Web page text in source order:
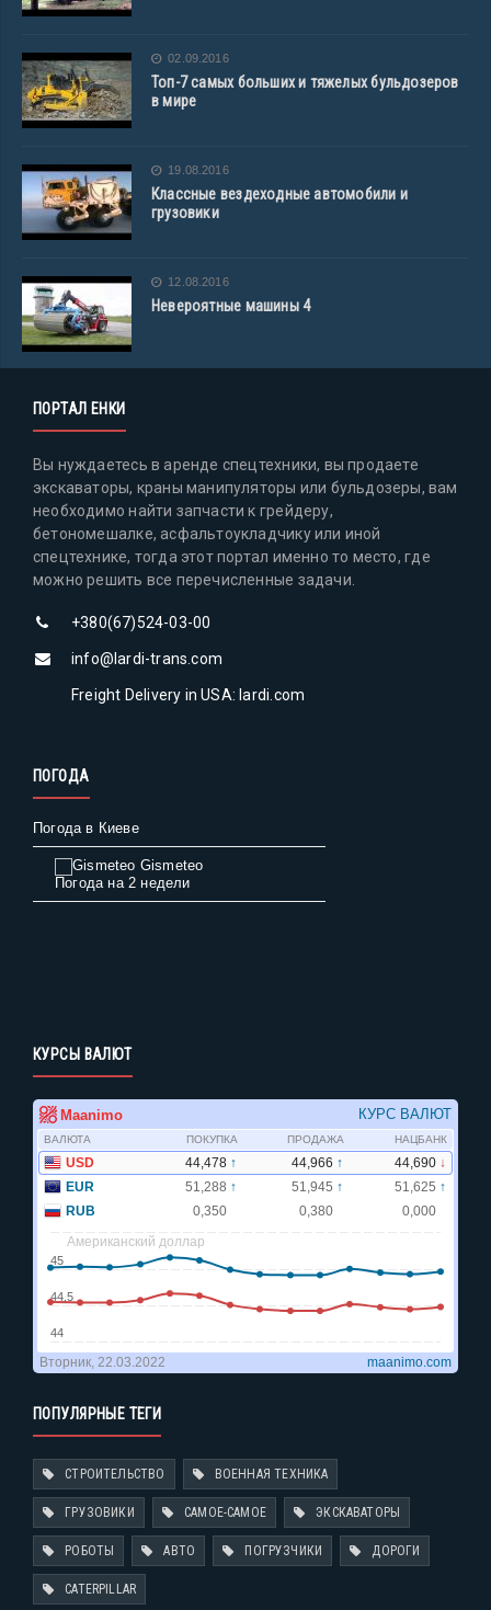
02.09.2016
Топ-7 самых больших и тяжелых бульдозеров
в мире
19.08.2016
Классные вездеходные автомобили и
грузовики
12.08.2016
Невероятные машины 4
ПОРТАЛ ЕНКИ
Вы нуждаетесь в аренде спецтехники, вы продаете
экскаваторы, краны манипуляторы или бульдозеры, вам
необходимо найти запчасти к грейдеру,
бетономешалке, асфальтоукладчику или иной
спецтехнике, тогда этот портал именно то место, где
можно решить все перечисленные задачи.
+380(67)524-03-00
info@lardi-trans.com
Freight Delivery in USA: lardi.com
ПОГОДА
Погода в Киеве
Gismeteo
Погода на 2 недели
КУРСЫ ВАЛЮТ
ПОПУЛЯРНЫЕ ТЕГИ
СТРОИТЕЛЬСТВО ВОЕННАЯ ТЕХНИКА
ГРУЗОВИКИ САМОЕ-САМОЕ ЭКСКАВАТОРЫ
РОБОТЫ АВТО ПОГРУЗЧИКИ ДОРОГИ
CATERPILLAR